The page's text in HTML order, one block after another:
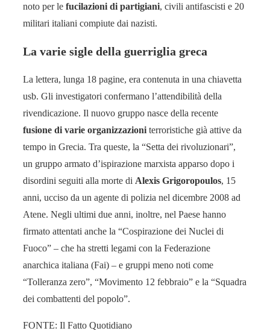
noto per le fucilazioni di partigiani, civili antifascisti e 20
militari italiani compiute dai nazisti.
La varie sigle della guerriglia greca
La lettera, lunga 18 pagine, era contenuta in una chiavetta
usb. Gli investigatori confermano l’attendibilità della
rivendicazione. Il nuovo gruppo nasce della recente
fusione di varie organizzazioni terroristiche già attive da
tempo in Grecia. Tra queste, la “Setta dei rivoluzionari”,
un gruppo armato d’ispirazione marxista apparso dopo i
disordini seguiti alla morte di Alexis Grigoropoulos, 15
anni, ucciso da un agente di polizia nel dicembre 2008 ad
Atene. Negli ultimi due anni, inoltre, nel Paese hanno
firmato attentati anche la “Cospirazione dei Nuclei di
Fuoco” – che ha stretti legami con la Federazione
anarchica italiana (Fai) – e gruppi meno noti come
“Tolleranza zero”, “Movimento 12 febbraio” e la “Squadra
dei combattenti del popolo”.
FONTE: Il Fatto Quotidiano